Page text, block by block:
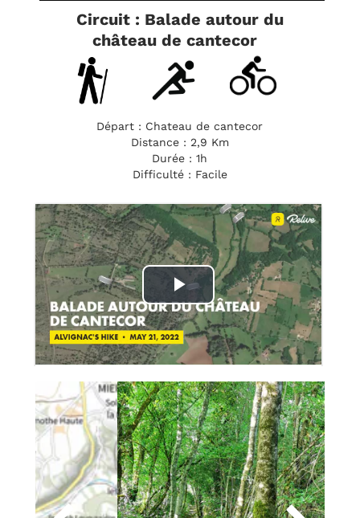
Circuit : Balade autour du
château de cantecor
Départ : Chateau de cantecor
Distance : 2,9 Km
Durée : 1h
Difficulté : Facile